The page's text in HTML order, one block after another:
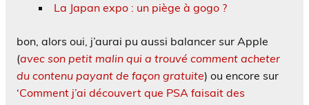
La Japan expo : un piège à gogo ?
bon, alors oui, j’aurai pu aussi balancer sur Apple
(avec son petit malin qui a trouvé comment acheter
du contenu payant de façon gratuite) ou encore sur
‘Comment j’ai découvert que PSA faisait des